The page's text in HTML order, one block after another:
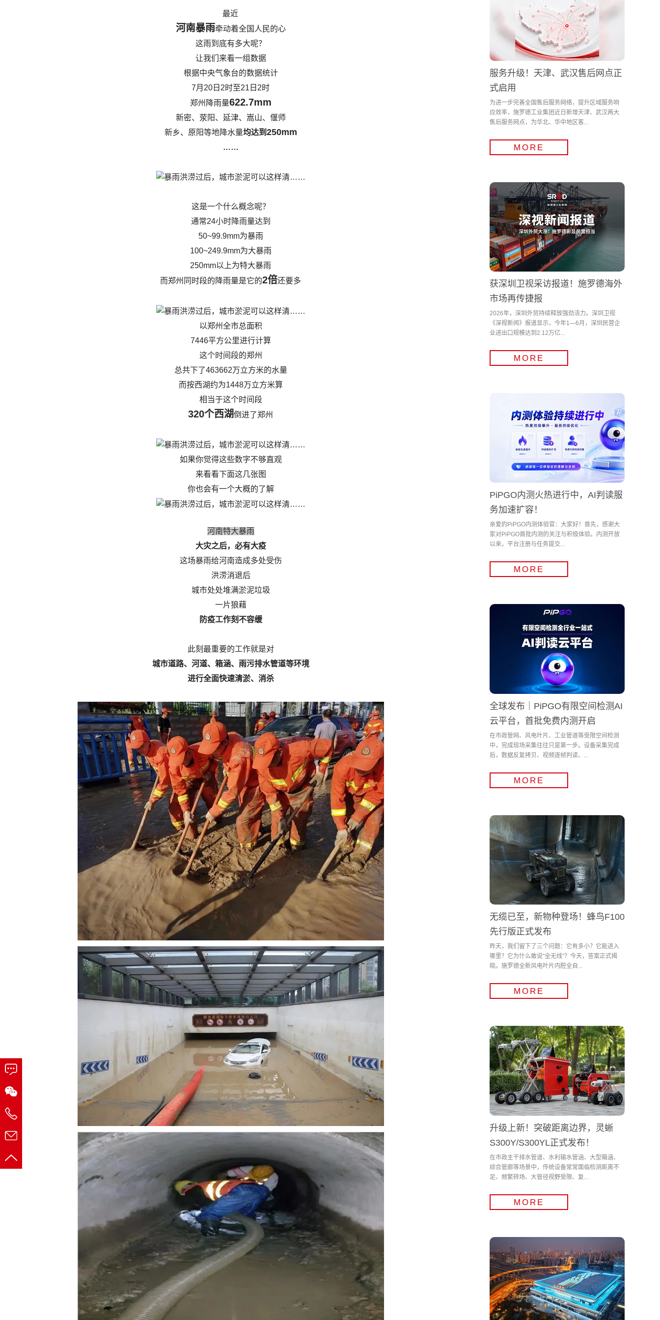
最近
河南暴雨牵动着全国人民的心
这雨到底有多大呢？
让我们来看一组数据
根据中央气象台的数据统计
7月20日2时至21日2时
郑州降雨量622.7mm
新密、荥阳、延津、嵩山、偃师
新乡、原阳等地降水量均达到 250mm
……
这是一个什么概念呢？
通常24小时降雨量达到
50~99.9mm为暴雨
100~249.9mm为大暴雨
250mm以上为特大暴雨
而郑州同时段的降雨量是它的2倍还要多
以郑州全市总面积
7446平方公里进行计算
这个时间段的郑州
总共下了463662万立方米的水量
而按西湖约为1448万立方米算
相当于这个时间段
320个西湖倒进了郑州
如果你觉得这些数字不够直观
来看看下面这几张图
你也会有一个大概的了解
河南特大暴雨
大灾之后，必有大疫
这场暴雨给河南造成多处受伤
洪涝消退后
城市处处堆满淤泥垃圾
一片狼藉
防疫工作刻不容缓
此刻最重要的工作就是对
城市道路、河道、箱涵、雨污排水管道等环境
进行全面快速清淤、消杀
服务升级！天津、武汉售后网点正
式启用
为进一步完善全国售后服务网络，提升区域服务响
应效率，施罗德工业集团近日新增天津、武汉两大
售后服务网点，为华北、华中地区客...
MORE
获深圳卫视采访报道！施罗德海外
市场再传捷报
2026年，深圳外贸持续释放强劲活力。深圳卫视
《深视新闻》报道显示，今年1—6月，深圳民营企
业进出口规模达到2.12万亿...
MORE
PiPGO内测火热进行中，AI判读服
务加速扩容！
亲爱的PiPGO内测体验官：大家好！首先，感谢大
家对PiPGO首批内测的关注与积极体验。内测开放
以来，平台注册与任务提交...
MORE
全球发布｜PiPGO有限空间检测AI
云平台，首批免费内测开启
在市政管网、风电叶片、工业管道等受限空间检测
中，完成现场采集往往只是第一步。设备采集完成
后，数据反复拷贝、视频逐帧判读、...
MORE
无缆已至，新物种登场！蜂鸟F100
先行版正式发布
昨天，我们留下了三个问题：它有多小？它能进入
哪里？它为什么敢说“全无线”？今天，答案正式揭
晓。施罗德全新风电叶片内腔全自...
MORE
升级上新！突破距离边界，灵蜥
S300Y/S300YL正式发布！
在市政主干排水管道、水利输水管涵、大型箱涵、
综合管廊等场景中，传统设备常常面临检测距离不
足、频繁转场、大管径视野受限、复...
MORE